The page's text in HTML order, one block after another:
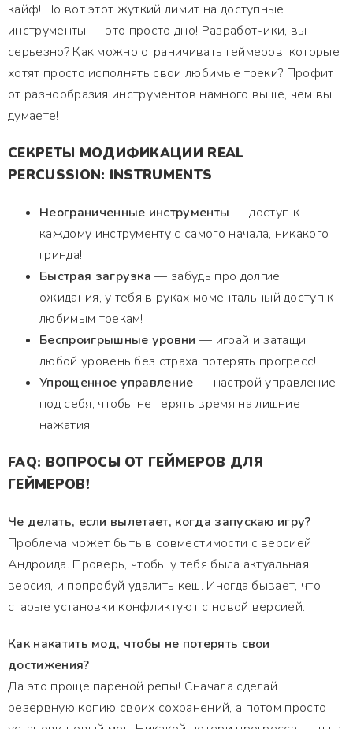
кайф! Но вот этот жуткий лимит на доступные
инструменты — это просто дно! Разработчики, вы
серьезно? Как можно ограничивать геймеров, которые
хотят просто исполнять свои любимые треки? Профит
от разнообразия инструментов намного выше, чем вы
думаете!
СЕКРЕТЫ МОДИФИКАЦИИ REAL
PERCUSSION: INSTRUMENTS
Неограниченные инструменты — доступ к
каждому инструменту с самого начала, никакого
гринда!
Быстрая загрузка — забудь про долгие
ожидания, у тебя в руках моментальный доступ к
любимым трекам!
Беспроигрышные уровни — играй и затащи
любой уровень без страха потерять прогресс!
Упрощенное управление — настрой управление
под себя, чтобы не терять время на лишние
нажатия!
FAQ: ВОПРОСЫ ОТ ГЕЙМЕРОВ ДЛЯ
ГЕЙМЕРОВ!
Че делать, если вылетает, когда запускаю игру?
Проблема может быть в совместимости с версией
Андроида. Проверь, чтобы у тебя была актуальная
версия, и попробуй удалить кеш. Иногда бывает, что
старые установки конфликтуют с новой версией.
Как накатить мод, чтобы не потерять свои
достижения?
Да это проще пареной репы! Сначала сделай
резервную копию своих сохранений, а потом просто